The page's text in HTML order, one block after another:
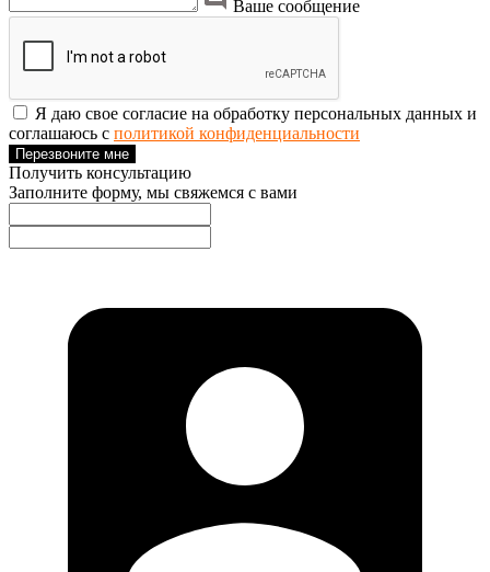
Ваше сообщение
Я даю свое согласие на обработку персональных данных и
соглашаюсь с политикой конфиденциальности
Перезвоните мне
Получить консультацию
Заполните форму, мы свяжемся с вами